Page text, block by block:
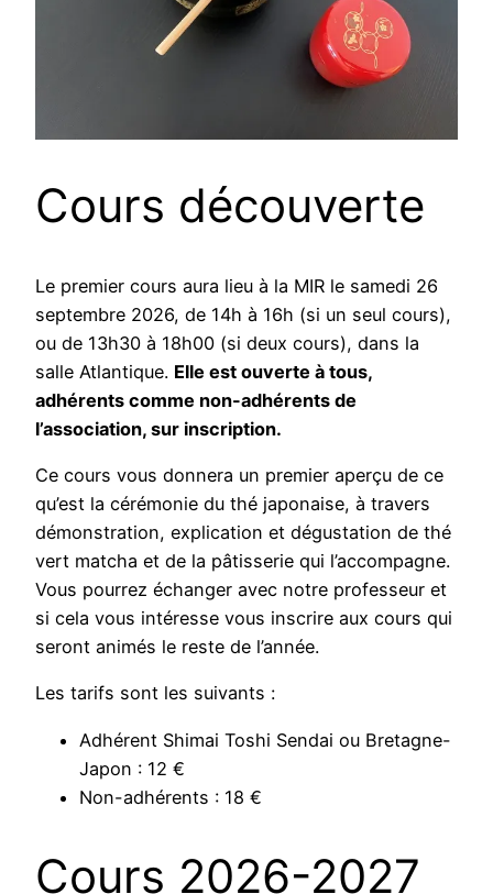
Cours découverte
Le premier cours aura lieu à la MIR le samedi 26
septembre 2026, de 14h à 16h (si un seul cours),
ou de 13h30 à 18h00 (si deux cours), dans la
salle Atlantique. Elle est ouverte à tous,
adhérents comme non-adhérents de
l’association, sur inscription.
Ce cours vous donnera un premier aperçu de ce
qu’est la cérémonie du thé japonaise, à travers
démonstration, explication et dégustation de thé
vert matcha et de la pâtisserie qui l’accompagne.
Vous pourrez échanger avec notre professeur et
si cela vous intéresse vous inscrire aux cours qui
seront animés le reste de l’année.
Les tarifs sont les suivants :
Adhérent Shimai Toshi Sendai ou Bretagne-
Japon : 12 €
Non-adhérents : 18 €
Cours 2026-2027